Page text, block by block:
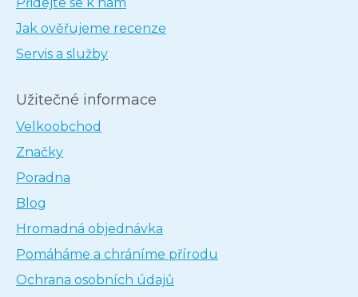
Přidejte se k nám
Jak ověřujeme recenze
Servis a služby
Užitečné informace
Velkoobchod
Značky
Poradna
Blog
Hromadná objednávka
Pomáháme a chráníme přírodu
Ochrana osobních údajů